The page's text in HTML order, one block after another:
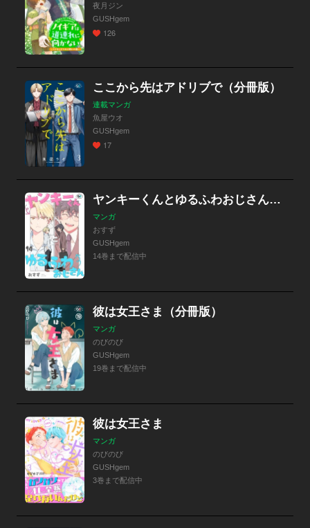
夜月ジン
GUSHgem
126
ここから先はアドリブで（分冊版）
連載マンガ
魚屋ウオ
GUSHgem
17
ヤンキーくんとゆるふわおじさん（分冊版）
マンガ
おすず
GUSHgem
14巻まで配信中
彼は女王さま（分冊版）
マンガ
のびのび
GUSHgem
19巻まで配信中
彼は女王さま
マンガ
のびのび
GUSHgem
3巻まで配信中